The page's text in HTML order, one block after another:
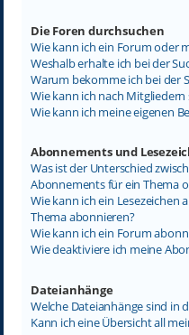
Die Foren durchsuchen
Wie kann ich ein Forum oder
Weshalb erhalte ich bei der
Warum bekomme ich bei der
Wie kann ich nach Mitgliedern
Wie kann ich meine eigenen
Abonnements und
Was ist der Unterschied
Abonnements für ein Thema
Wie kann ich ein Lesezeichen
Thema abonnieren?
Wie kann ich ein Forum
Wie deaktiviere ich meine
Dateianhänge
Welche Dateianhänge sind in
Kann ich eine Übersicht all